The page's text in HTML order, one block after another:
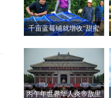
千亩蓝莓铺就增收“甜蜜
丙午年世界华人炎帝故里